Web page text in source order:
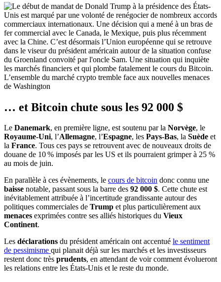
L’ensemble du marché crypto tremble face aux nouvelles menaces
de Washington
… et Bitcoin chute sous les 92 000 $
Le Danemark, en première ligne, est soutenu par la Norvège, le
Royaume-Uni, l’Allemagne, l’Espagne, les Pays-Bas, la Suède et
la France. Tous ces pays se retrouvent avec de nouveaux droits de
douane de 10 % imposés par les US et ils pourraient grimper à 25 %
au mois de juin.
En parallèle à ces évènements, le cours de bitcoin donc connu une
baisse notable, passant sous la barre des 92 000 $. Cette chute est
inévitablement attribuée à l’incertitude grandissante autour des
politiques commerciales de Trump et plus particulièrement aux
menaces exprimées contre ses alliés historiques du Vieux
Continent.
Les déclarations du président américain ont accentué le sentiment
de pessimisme qui planait déjà sur les marchés et les investisseurs
restent donc très prudents, en attendant de voir comment évolueront
les relations entre les États-Unis et le reste du monde.